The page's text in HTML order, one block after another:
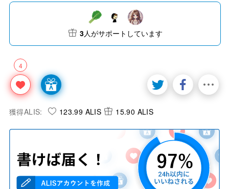
4
3人がサポートしています
獲得ALIS: 123.99 ALIS 15.90 ALIS